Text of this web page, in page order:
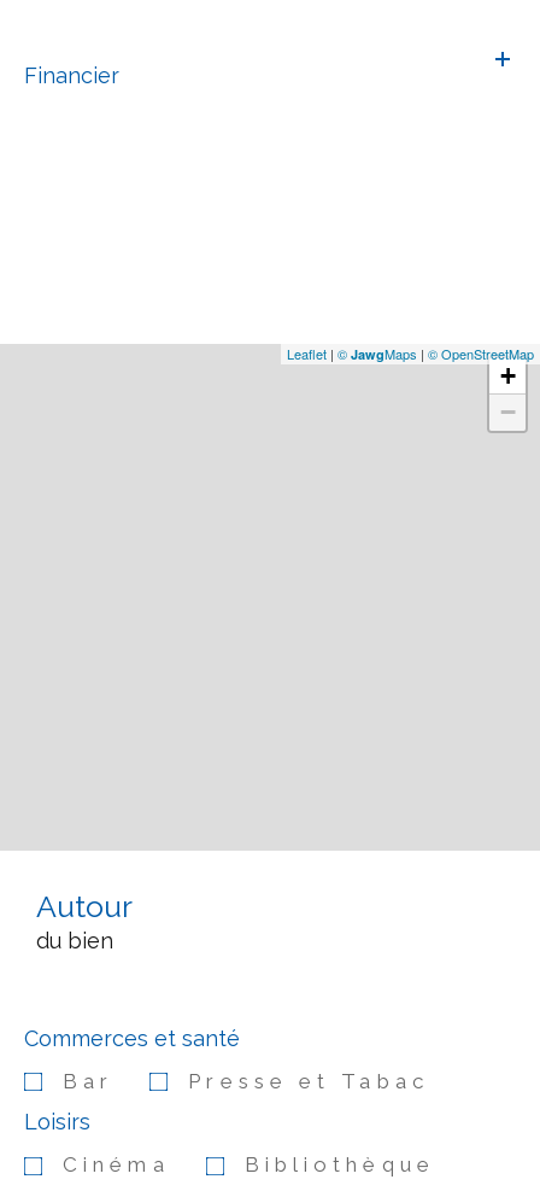
Financier
+
−
Leaflet | © JawgMaps | © OpenStreetMap
Autour
du bien
Commerces et santé
Bar Presse et Tabac
Loisirs
Cinéma Bibliothèque